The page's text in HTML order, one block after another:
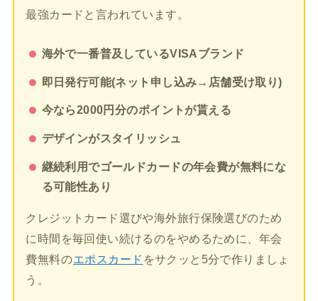
最強カードと言われています。
海外で一番普及しているVISAブランド
即日発行可能(ネット申し込み→店舗受け取り)
今なら2000円分のポイントが貰える
デザインがスタイリッシュ
継続利用でゴールドカードの年会費が無料にな
る可能性あり
クレジットカード選びや海外旅行保険選びのため
に時間を毎回使い続けるのをやめるために、年会
費無料のエポスカード をサクッと5分で作りましょ
う。